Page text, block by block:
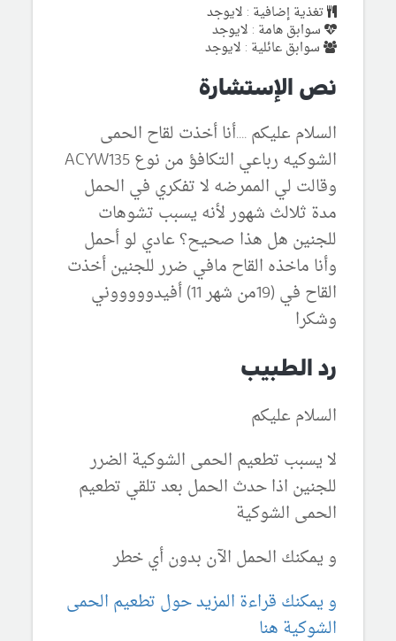
تغذية إضافية : لايوجد
سوابق هامة : لايوجد
سوابق عائلية : لايوجد
نص الإستشارة
السلام عليكم ....أنا أخذت لقاح الحمى
الشوكيه رباعي التكافؤ من نوع ACYW135
وقالت لي الممرضه لا تفكري في الحمل
مدة ثلالث شهور لأنه يسبب تشوهات
للجنين هل هذا صحيح؟ عادي لو أحمل
وأنا ماخذه القاح مافي ضرر للجنين أخذت
القاح في (19من شهر 11) أفيدوووووني
وشكرا
رد الطبيب
السلام عليكم
لا يسبب تطعيم الحمى الشوكية الضرر
للجنين اذا حدث الحمل بعد تلقي تطعيم
الحمى الشوكية
و يمكنك الحمل الآن بدون أي خطر
و يمكنك قراءة المزيد حول تطعيم الحمى
الشوكية هنا